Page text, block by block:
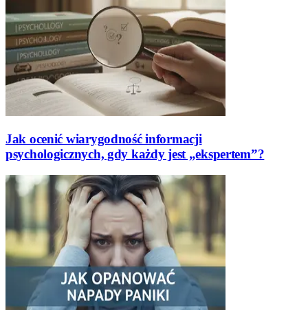
Jak ocenić wiarygodność informacji
psychologicznych, gdy każdy jest „ekspertem”?